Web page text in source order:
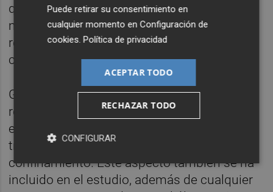
que ayuda a agregar pigmento a su
maquillaje, pero que a veces puede
recogerse a través de prácticas poco éticas
como el trabajo infantil.
Gracias a la pandemia, se ha puesto de
relieve el bienestar de los empleados en las
empresas, ya que las personas se adaptan a
trabajar desde casa y al estrés del
confinamiento. Este aspecto también se ha
incluido en el estudio, además de cualquier
Puede retirar su consentimiento en
cualquier momento enConfiguración de
cookies .Política de privacidad
ACEPTAR TODO
RECHAZAR TODO
CONFIGURAR